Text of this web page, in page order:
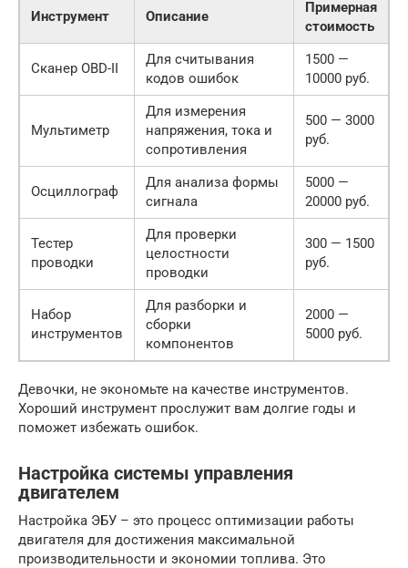
Инструмент Описание
Примерная
стоимость
Сканер OBD-II
Для считывания
кодов ошибок
1500 —
10000 руб.
Мультиметр
Для измерения
напряжения, тока и
сопротивления
500 — 3000
руб.
Осциллограф
Для анализа формы
сигнала
5000 —
20000 руб.
Тестер
проводки
Для проверки
целостности
проводки
300 — 1500
руб.
Набор
инструментов
Для разборки и
сборки
компонентов
2000 —
5000 руб.
Девочки, не экономьте на качестве инструментов.
Хороший инструмент прослужит вам долгие годы и
поможет избежать ошибок.
Настройка системы управления
двигателем
Настройка ЭБУ – это процесс оптимизации работы
двигателя для достижения максимальной
производительности и экономии топлива. Это